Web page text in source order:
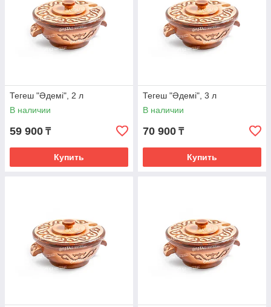
Тегеш "Әдемі", 2 л
В наличии
59 900 ₸
Купить
Тегеш "Әдемі", 3 л
В наличии
70 900 ₸
Купить